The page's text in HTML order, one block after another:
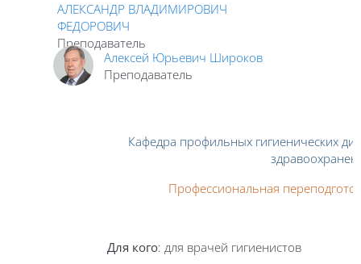
АЛЕКСАНДР ВЛАДИМИРОВИЧ
ФЕДОРОВИЧ
Преподаватель
Алексей Юрьевич Широков
Преподаватель
Кафедра профильных гигиенических
Профессиональная
Для кого: для врачей гигиенистов